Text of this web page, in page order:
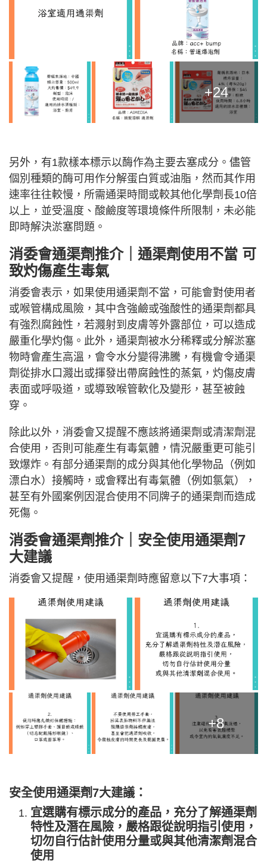
+24
另外，有1款樣本標示以酶作為主要去塞成分。儘管
個別種類的酶可用作分解蛋白質或油脂，然而其作用
速率往往較慢，所需通渠時間或較其他化學劑長10倍
以上，並受溫度、酸鹼度等環境條件所限制，未必能
即時解決淤塞問題。
消委會通渠劑推介｜通渠劑使用不當 可
致灼傷產生毒氣
消委會表示，如果使用通渠劑不當，可能會對使用者
或喉管構成風險，其中含強鹼或強酸性的通渠劑都具
有強烈腐蝕性，若濺射到皮膚等外露部位，可以造成
嚴重化學灼傷。此外，通渠劑被水分稀釋或分解淤塞
物時會產生高溫，會令水分變得沸騰，有機會令通渠
劑從排水口濺出或揮發出帶腐蝕性的蒸氣，灼傷皮膚
表面或呼吸道，或導致喉管軟化及變形，甚至被蝕
穿。
除此以外，消委會又提醒不應該將通渠劑或清潔劑混
合使用，否則可能產生有毒氣體，情況嚴重更可能引
致爆炸。有部分通渠劑的成分與其他化學物品（例如
漂白水）接觸時，或會釋出有毒氣體（例如氯氣），
甚至有外國案例因混合使用不同牌子的通渠劑而造成
死傷。
消委會通渠劑推介｜安全使用通渠劑7
大建議
消委會又提醒，使用通渠劑時應留意以下7大事項：
+8
安全使用通渠劑7大建議：
宜選購有標示成分的產品，充分了解通渠劑
特性及潛在風險，嚴格跟從說明指引使用，
切勿自行估計使用分量或與其他清潔劑混合
使用